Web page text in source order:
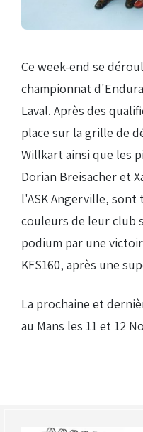
Ce week-end se
championnat
Laval. Après des
place sur la grille de
Willkart ainsi que les
Dorian Breisacher et
l'ASK Angerville,
couleurs de leur club
podium par une
KFS160, après une
La prochaine et
au Mans les 11 et 12